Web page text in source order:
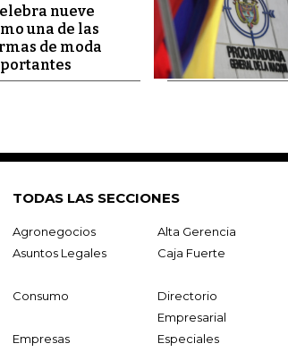
nueve
una de las
de moda
TODAS LAS SECCIONES
Agronegocios Alta Gerencia
Asuntos Legales
Caja Fuerte
Consumo
Directorio
Empresarial
Empresas Especiales